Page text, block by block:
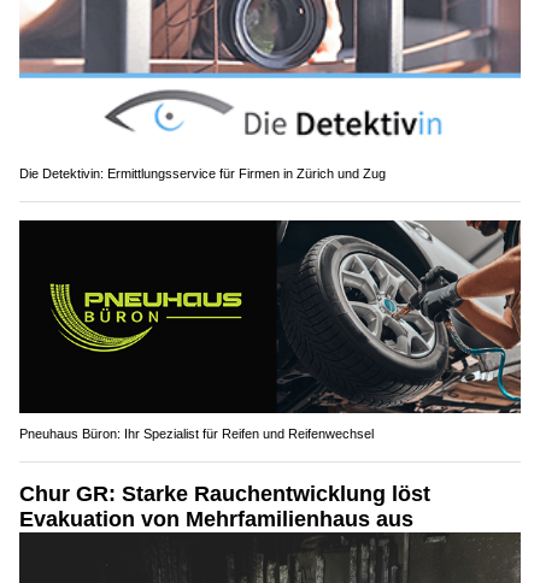
Die Detektivin: Ermittlungsservice für Firmen in Zürich und Zug
Pneuhaus Büron: Ihr Spezialist für Reifen und Reifenwechsel
Chur GR: Starke Rauchentwicklung löst
Evakuation von Mehrfamilienhaus aus